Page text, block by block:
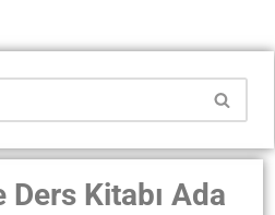
Ders Kitabı Ada